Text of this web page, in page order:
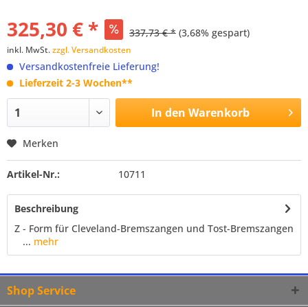
325,30 € * 337,73 € * (3,68% gespart)
inkl. MwSt.zzgl. Versandkosten
Versandkostenfreie Lieferung!
Lieferzeit 2-3 Wochen**
In den Warenkorb
Merken
Artikel-Nr.: 10711
Beschreibung
Z - Form für Cleveland-Bremszangen und Tost-Bremszangen
... mehr
Shop Service